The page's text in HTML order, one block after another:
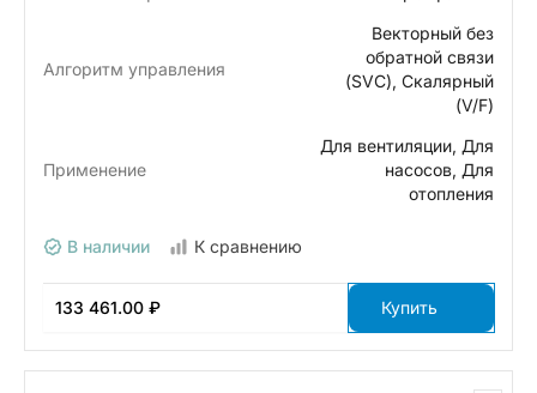
Алгоритм управления
Векторный без
обратной связи
(SVC), Скалярный
(V/F)
Применение
Для вентиляции, Для
насосов, Для
отопления
В наличии К сравнению
133 461.00 ₽ Купить